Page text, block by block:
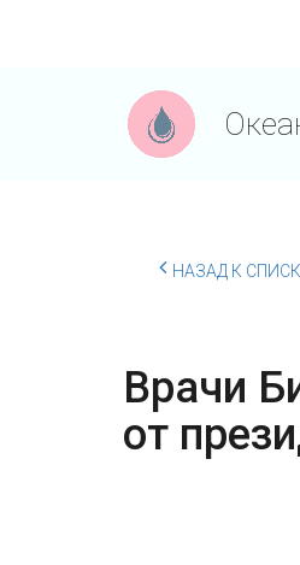
НАЗАД К
Врачи
от